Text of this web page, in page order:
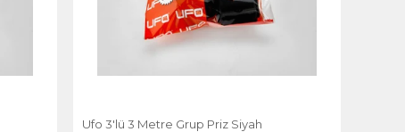
Ufo 3'lü 3 Metre Grup Priz Siyah